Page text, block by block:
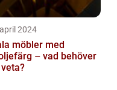
2024
möbler med
– vad behöver